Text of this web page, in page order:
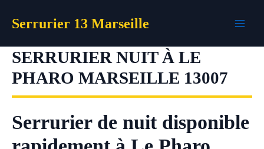
Serrurier 13 Marseille
SERRURIER NUIT À LE
PHARO MARSEILLE 13007
Serrurier de nuit disponible